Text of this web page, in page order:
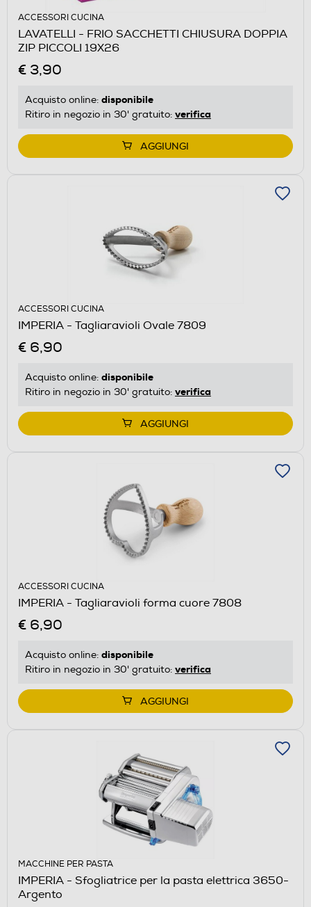
ACCESSORI CUCINA
LAVATELLI - FRIO SACCHETTI CHIUSURA DOPPIA
ZIP PICCOLI 19X26
€ 3,90
Acquisto online: disponibile
Ritiro in negozio in 30' gratuito: verifica
AGGIUNGI
ACCESSORI CUCINA
IMPERIA - Tagliaravioli Ovale 7809
€ 6,90
Acquisto online: disponibile
Ritiro in negozio in 30' gratuito: verifica
AGGIUNGI
ACCESSORI CUCINA
IMPERIA - Tagliaravioli forma cuore 7808
€ 6,90
Acquisto online: disponibile
Ritiro in negozio in 30' gratuito: verifica
AGGIUNGI
MACCHINE PER PASTA
IMPERIA - Sfogliatrice per la pasta elettrica 3650-
Argento